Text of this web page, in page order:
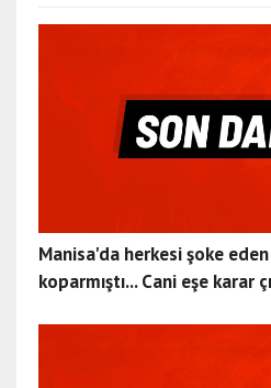
Manisa'da herkesi şoke
koparmıştı... Cani eşe karar